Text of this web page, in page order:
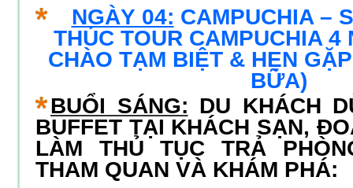
NGÀY 04: CAMPUCHIA –
THÚC TOUR CAMPUCHIA 4
CHÀO TẠM BIỆT & HẸN
BỮA)
BUỔI SÁNG: DU KHÁCH
BUFFET TẠI KHÁCH SẠN,
LÀM THỦ TỤC TRẢ
THAM QUAN VÀ KHÁM PHÁ: